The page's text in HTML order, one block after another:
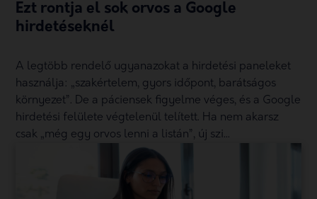
Ezt rontja el sok orvos a Google
hirdetéseknél
A legtöbb rendelő ugyanazokat a hirdetési paneleket
használja: „szakértelem, gyors időpont, barátságos
környezet”. De a páciensek figyelme véges, és a Google
hirdetési felülete végtelenül telített. Ha nem akarsz
csak „még egy orvos lenni a listán”, új szi...